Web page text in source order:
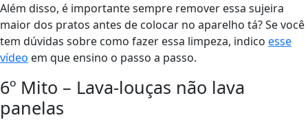
Além disso, é importante sempre remover essa sujeira
maior dos pratos antes de colocar no aparelho tá? Se você
tem dúvidas sobre como fazer essa limpeza, indico esse
vídeo em que ensino o passo a passo.
6º Mito – Lava-louças não lava
panelas